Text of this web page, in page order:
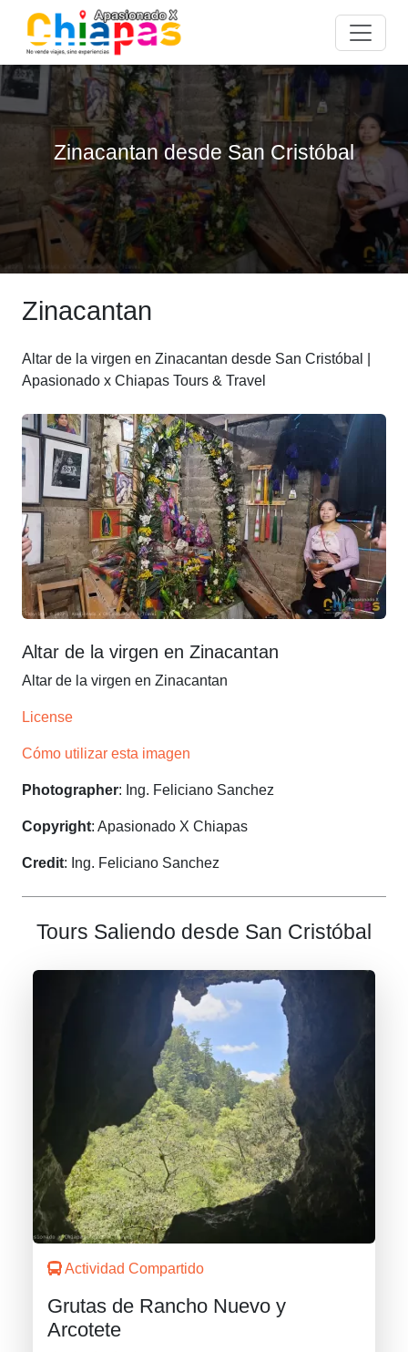
Zinacantan desde San Cristóbal
Zinacantan
Altar de la virgen en Zinacantan desde San Cristóbal |
Apasionado x Chiapas Tours & Travel
Altar de la virgen en Zinacantan
Altar de la virgen en Zinacantan
License
Cómo utilizar esta imagen
Photographer: Ing. Feliciano Sanchez
Copyright: Apasionado X Chiapas
Credit: Ing. Feliciano Sanchez
Tours Saliendo desde San Cristóbal
Actividad Compartido
Grutas de Rancho Nuevo y
Arcotete